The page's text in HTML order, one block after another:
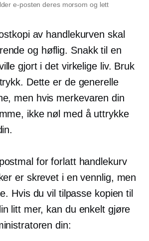
e-posten deres morsom og lett
av handlekurven skal
og høflig. Snakk til en
gjort i det virkelige liv. Bruk
Dette er de generelle
men hvis merkevaren din
ikke nøl med å uttrykke
for forlatt handlekurv
er skrevet i en vennlig, men
Hvis du vil tilpasse kopien til
litt mer, kan du enkelt gjøre
din: